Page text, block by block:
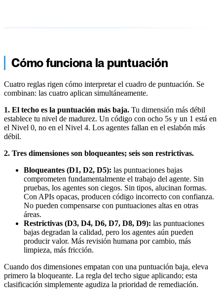
Cómo funciona la puntuación
Cuatro reglas rigen cómo interpretar el cuadro de puntuación. Se
combinan: las cuatro aplican simultáneamente.
1. El techo es la puntuación más baja. Tu dimensión más débil
establece tu nivel de madurez. Un código con ocho 5s y un 1 está en
el Nivel 0, no en el Nivel 4. Los agentes fallan en el eslabón más
débil.
2. Tres dimensiones son bloqueantes; seis son restrictivas.
Bloqueantes (D1, D2, D5): las puntuaciones bajas
comprometen fundamentalmente el trabajo del agente. Sin
pruebas, los agentes son ciegos. Sin tipos, alucinan formas.
Con APIs opacas, producen código incorrecto con confianza.
No pueden compensarse con puntuaciones altas en otras
áreas.
Restrictivas (D3, D4, D6, D7, D8, D9): las puntuaciones
bajas degradan la calidad, pero los agentes aún pueden
producir valor. Más revisión humana por cambio, más
limpieza, más fricción.
Cuando dos dimensiones empatan con una puntuación baja, eleva
primero la bloqueante. La regla del techo sigue aplicando; esta
clasificación simplemente agudiza la prioridad de remediación.